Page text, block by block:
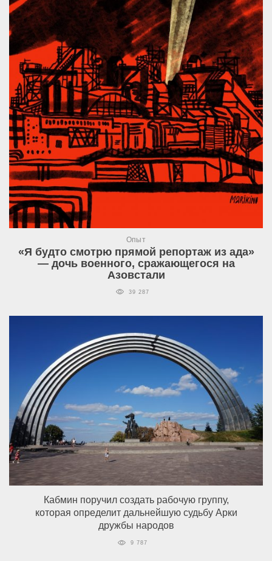
Опыт
«Я будто смотрю прямой репортаж из ада»
— дочь военного, сражающегося на
Азовстали
39 287
Кабмин поручил создать рабочую группу,
которая определит дальнейшую судьбу Арки
дружбы народов
9 787